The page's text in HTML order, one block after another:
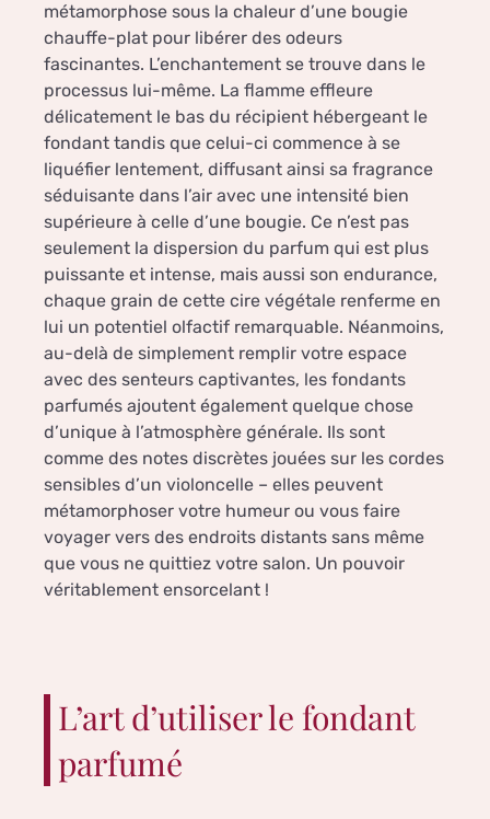
métamorphose sous la chaleur d’une bougie
chauffe-plat pour libérer des odeurs
fascinantes. L’enchantement se trouve dans le
processus lui-même. La flamme effleure
délicatement le bas du récipient hébergeant le
fondant tandis que celui-ci commence à se
liquéfier lentement, diffusant ainsi sa fragrance
séduisante dans l’air avec une intensité bien
supérieure à celle d’une bougie. Ce n’est pas
seulement la dispersion du parfum qui est plus
puissante et intense, mais aussi son endurance,
chaque grain de cette cire végétale renferme en
lui un potentiel olfactif remarquable. Néanmoins,
au-delà de simplement remplir votre espace
avec des senteurs captivantes, les fondants
parfumés ajoutent également quelque chose
d’unique à l’atmosphère générale. Ils sont
comme des notes discrètes jouées sur les cordes
sensibles d’un violoncelle – elles peuvent
métamorphoser votre humeur ou vous faire
voyager vers des endroits distants sans même
que vous ne quittiez votre salon. Un pouvoir
véritablement ensorcelant !
L’art d’utiliser le fondant
parfumé